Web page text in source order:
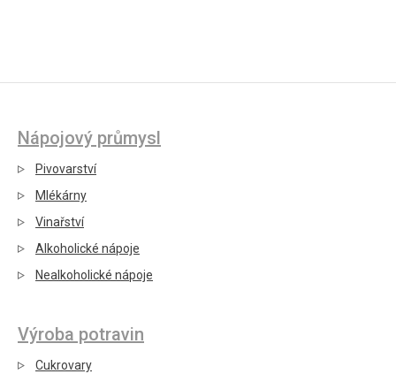
Nápojový průmysl
Pivovarství
Mlékárny
Vinařství
Alkoholické nápoje
Nealkoholické nápoje
Výroba potravin
Cukrovary